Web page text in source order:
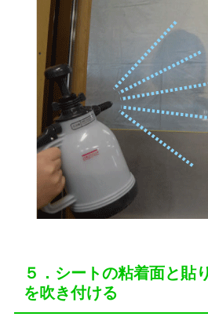
５．シートの粘着面と貼
を吹き付ける